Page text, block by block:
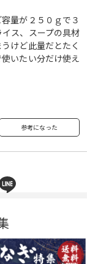
量が２５０ｇで３
ス、スープの具材
けど此量だとたく
いたい分だけ使え
参考になった